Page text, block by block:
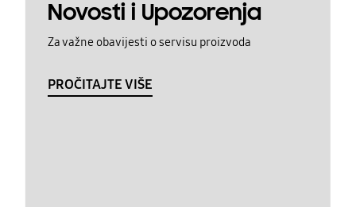
Novosti i Upozorenja
Za važne obavijesti o servisu proizvoda
PROČITAJTE VIŠE